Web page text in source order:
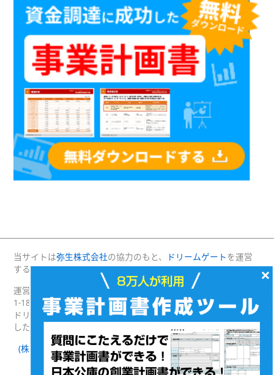
当サイトは弥生株式会社の協力のもと、 ドリームゲートを運営
する(株)プロジェクトニッポンが運営・管理しています。
運営：(株)プロジェクトニッポン 〒160-0004 東京都新宿区四谷
1-18 綿半野原ビル別館8階
ドリームゲートは経済産業省の後援を受けて2003年4月に発足
した日本最大級の起業支援プラットフォームです。
(株)プロジェクトニッポン 会社概要 ｜ ドリームゲートとは｜
ドリームゲート公式SNSFacebook Twitter
×